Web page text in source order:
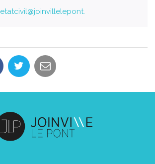
etatcivil@joinvillelepont.